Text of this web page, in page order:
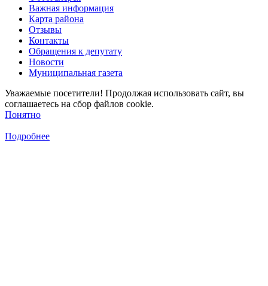
Важная информация
Карта района
Отзывы
Контакты
Обращения к депутату
Новости
Муниципальная газета
Уважаемые посетители! Продолжая использовать сайт, вы
соглашаетесь на сбор файлов cookie.
Понятно
Подробнее